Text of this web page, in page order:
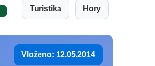
Turistika Hory
Vloženo: 12.05.2014